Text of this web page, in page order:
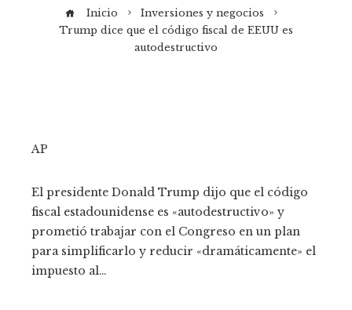
Inicio
Inversiones y negocios
Trump dice que el código fiscal de EEUU es
autodestructivo
AP
El presidente Donald Trump dijo que el código
fiscal estadounidense es «autodestructivo» y
prometió trabajar con el Congreso en un plan
para simplificarlo y reducir «dramáticamente» el
impuesto al…